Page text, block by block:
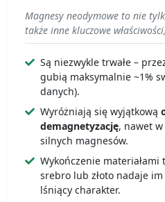
Magnesy neodymowe to nie
także inne kluczowe
Są niezwykle trwałe –
gubią maksymalnie ~1%
danych).
Wyróżniają się wyjątkową
demagnetyzację, nawet
silnych magnesów.
Wykończenie
srebro lub złoto nadaje
lśniący charakter.